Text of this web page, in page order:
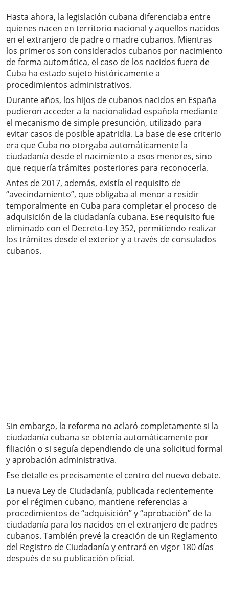
Hasta ahora, la legislación cubana diferenciaba entre
quienes nacen en territorio nacional y aquellos nacidos
en el extranjero de padre o madre cubanos. Mientras
los primeros son considerados cubanos por nacimiento
de forma automática, el caso de los nacidos fuera de
Cuba ha estado sujeto históricamente a
procedimientos administrativos.
Durante años, los hijos de cubanos nacidos en España
pudieron acceder a la nacionalidad española mediante
el mecanismo de simple presunción, utilizado para
evitar casos de posible apatridia. La base de ese criterio
era que Cuba no otorgaba automáticamente la
ciudadanía desde el nacimiento a esos menores, sino
que requería trámites posteriores para reconocerla.
Antes de 2017, además, existía el requisito de
“avecindamiento”, que obligaba al menor a residir
temporalmente en Cuba para completar el proceso de
adquisición de la ciudadanía cubana. Ese requisito fue
eliminado con el Decreto-Ley 352, permitiendo realizar
los trámites desde el exterior y a través de consulados
cubanos.
Sin embargo, la reforma no aclaró completamente si la
ciudadanía cubana se obtenía automáticamente por
filiación o si seguía dependiendo de una solicitud formal
y aprobación administrativa.
Ese detalle es precisamente el centro del nuevo debate.
La nueva Ley de Ciudadanía, publicada recientemente
por el régimen cubano, mantiene referencias a
procedimientos de “adquisición” y “aprobación” de la
ciudadanía para los nacidos en el extranjero de padres
cubanos. También prevé la creación de un Reglamento
del Registro de Ciudadanía y entrará en vigor 180 días
después de su publicación oficial.